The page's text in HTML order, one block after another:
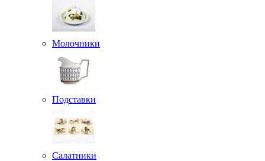
Молочники
Подставки
Салатники